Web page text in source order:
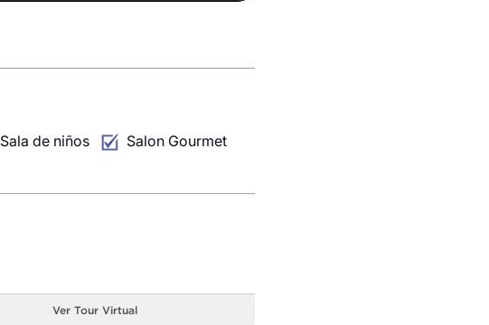
Sala de niños
Salon Gourmet
Ver Tour Virtual